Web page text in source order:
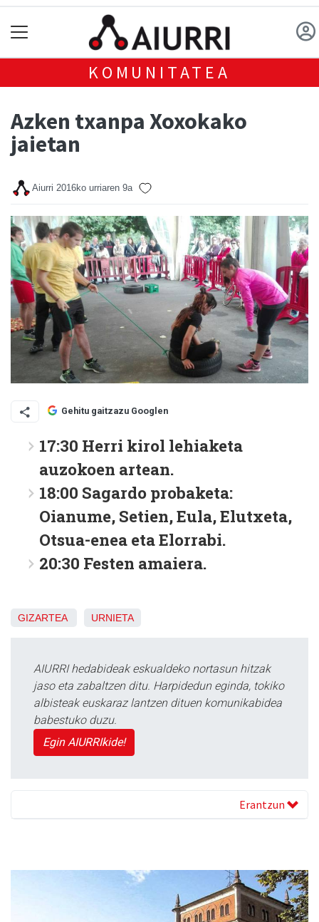
KOMUNITATEA
Azken txanpa Xoxokako
jaietan
Aiurri 2016ko urriaren 9a
Gehitu gaitzazu Googlen
17:30 Herri kirol lehiaketa
auzokoen artean.
18:00 Sagardo probaketa:
Oianume, Setien, Eula, Elutxeta,
Otsua-enea eta Elorrabi.
20:30 Festen amaiera.
GIZARTEA URNIETA
AIURRI hedabideak eskualdeko nortasun hitzak
jaso eta zabaltzen ditu. Harpidedun eginda, tokiko
albisteak euskaraz lantzen dituen komunikabidea
babestuko duzu.
Egin AIURRIkide!
Erantzun